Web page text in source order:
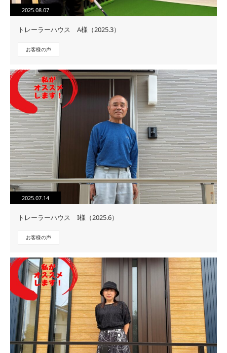
2025.08.07
トレーラーハウス A様（2025.3）
お客様の声
2025.07.14
トレーラーハウス I様（2025.6）
お客様の声